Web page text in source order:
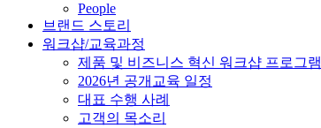
People
브랜드 스토리
워크샵/교육과정
제품 및 비즈니스 혁신 워크샵 프로그램
2026년 공개교육 일정
대표 수행 사례
고객의 목소리